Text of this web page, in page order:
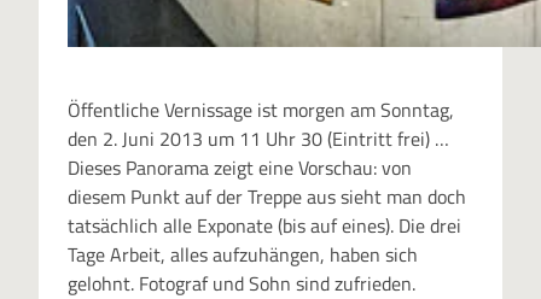
Öffentliche Vernissage ist morgen am Sonntag,
den 2. Juni 2013 um 11 Uhr 30 (Eintritt frei) …
Dieses Panorama zeigt eine Vorschau: von
diesem Punkt auf der Treppe aus sieht man doch
tatsächlich alle Exponate (bis auf eines). Die drei
Tage Arbeit, alles aufzuhängen, haben sich
gelohnt. Fotograf und Sohn sind zufrieden.